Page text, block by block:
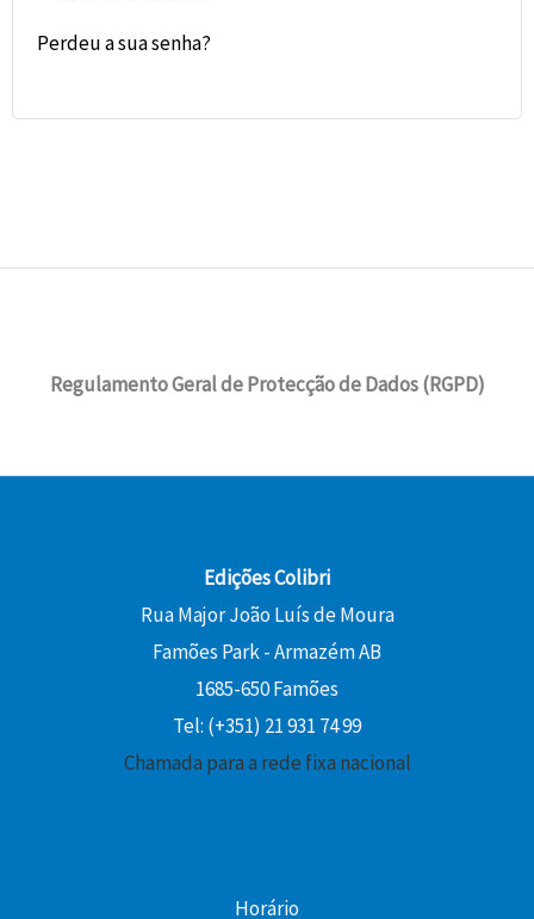
Perdeu a sua senha?
Regulamento Geral de Protecção de Dados (RGPD)
Edições Colibri
Rua Major João Luís de Moura
Famões Park - Armazém AB
1685-650 Famões
Tel: (+351) 21 931 74 99
Chamada para a rede fixa nacional
Horário